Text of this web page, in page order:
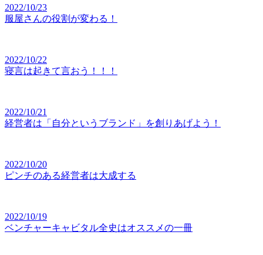
2022/10/23
服屋さんの役割が変わる！
2022/10/22
寝言は起きて言おう！！！
2022/10/21
経営者は「自分というブランド」を創りあげよう！
2022/10/20
ピンチのある経営者は大成する
2022/10/19
ベンチャーキャビタル全史はオススメの一冊